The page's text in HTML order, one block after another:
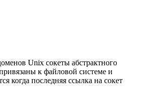
Unix сокеты абстрактного
к файловой системе и
когда последняя ссылка на сокет